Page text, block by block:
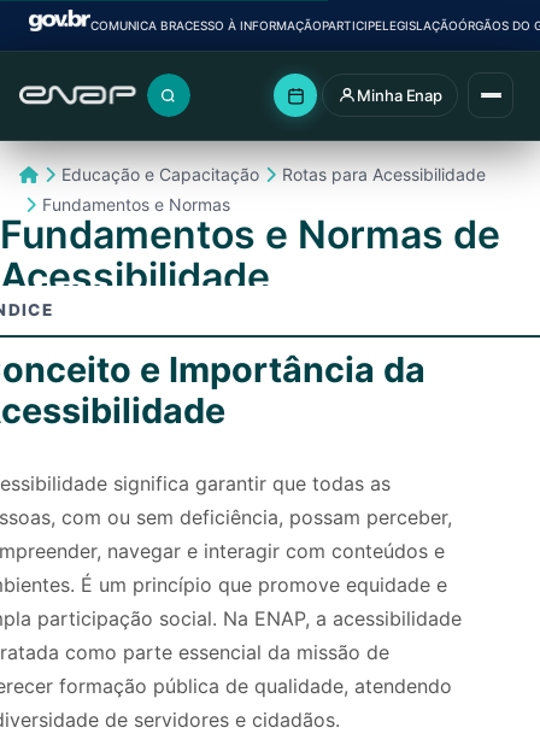
COMUNICA BRACESSO À INFORMAÇÃOPARTICIPELEGISLAÇÃOÓRGÃOS DO
Buscar no portal
Minha Enap
Educação e Capacitação
Rotas para Acessibilidade
Fundamentos e Normas
Fundamentos e Normas de
Acessibilidade
e Importância da
significa garantir que todas as
com ou sem deficiência, possam perceber,
navegar e interagir com conteúdos e
É um princípio que promove equidade e
participação social. Na ENAP, a acessibilidade
como parte essencial da missão de
formação pública de qualidade, atendendo
de servidores e cidadãos.